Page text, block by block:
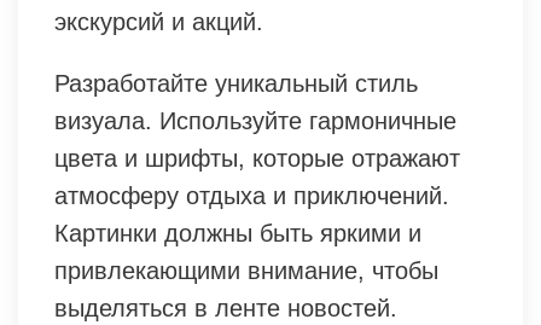
экскурсий и акций.
Разработайте уникальный стиль
визуала. Используйте гармоничные
цвета и шрифты, которые отражают
атмосферу отдыха и приключений.
Картинки должны быть яркими и
привлекающими внимание, чтобы
выделяться в ленте новостей.